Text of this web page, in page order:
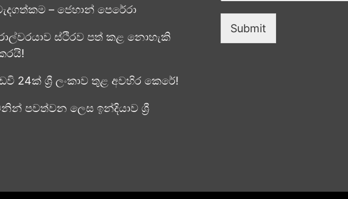
– ජෙහාන් පෙරේරා
ස්ථිරව පත් කළ නොහැකි
24ක් ශ්‍රී ලංකාව තුළ අවහිර කෙරේ!
පවත්වන ලෙස ඉන්දියාව ශ්‍රී
Submit